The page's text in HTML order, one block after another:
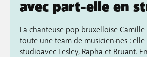
avec part-elle en
La chanteuse pop bruxelloise Camille
toute une team de musicien·nes : elle
studioavec Lesley, Rapha et Bruant.